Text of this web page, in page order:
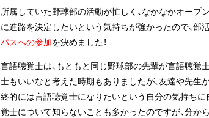
所属していた野球部の活動が忙しく、なかなかオー
に進路を決定したいという気持ちが強かったので、部
パスへの参加を決めました！
言語聴覚士は、もともと同じ野球部の先輩が言語聴覚
士もいいなと考えた時期もありましたが、友達や先生
終的には言語聴覚士になりたいという自分の気持ち
覚士について知らないことも多かったのですが、分か